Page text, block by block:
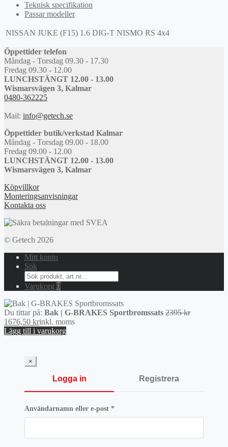
Teknisk specifikation
Passar modeller
NISSAN JUKE (F15) 1.6 DIG-T NISMO RS 4x4
Öppettider telefon
Måndag - Torsdag 09.30 - 17.30
Fredag 09.30 - 12.00
LUNCHSTÄNGT 12.00 - 13.00
Wismarsvägen 3, Kalmar
0480-362225
Mail: info@getech.se
Öppettider butik/verkstad Kalmar
Måndag - Torsdag 09.00 - 18.00
Fredag 09.00 - 12.00
LUNCHSTÄNGT 12.00 - 13.00
Wismarsvägen 3, Kalmar
Köpvillkor
Monteringsanvisningar
Kontakta oss
© Getech 2026
Mitt konto
Sök
Search
for:
Varukorg 0
Du tittar på: Bak | G-BRAKES Sportbromssats 2395krDet
1676,50 krDet
nuvarande
inkl. moms
Lägg till i varukorg
×
Logga in Registrera
Användarnamn eller e-post *Obligatoriskt